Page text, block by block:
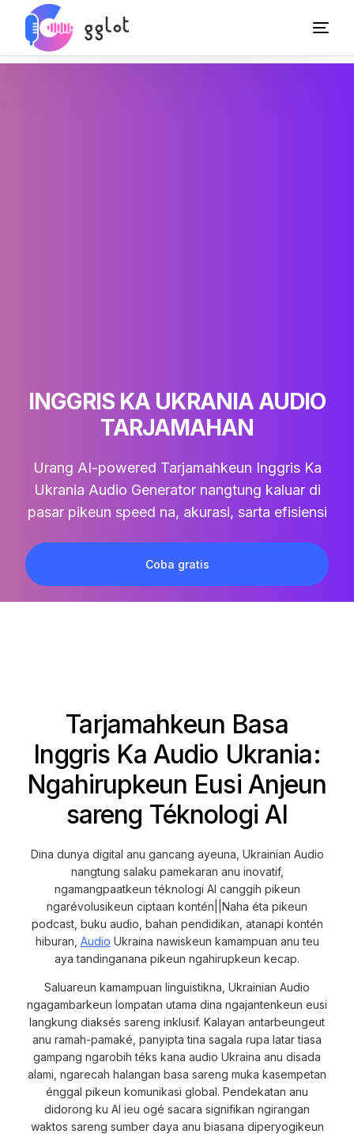
INGGRIS KA UKRANIA AUDIO
TARJAMAHAN
Urang AI-powered Tarjamahkeun Inggris Ka
Ukrania Audio Generator nangtung kaluar di
pasar pikeun speed na, akurasi, sarta efisiensi
Coba gratis
Tarjamahkeun Basa
Inggris Ka Audio Ukrania:
Ngahirupkeun Eusi Anjeun
sareng Téknologi AI
Dina dunya digital anu gancang ayeuna, Ukrainian Audio
nangtung salaku pamekaran anu inovatif,
ngamangpaatkeun téknologi AI canggih pikeun
ngarévolusikeun ciptaan kontén||Naha éta pikeun
podcast, buku audio, bahan pendidikan, atanapi kontén
hiburan, Audio Ukraina nawiskeun kamampuan anu teu
aya tandinganana pikeun ngahirupkeun kecap.
Saluareun kamampuan linguistikna, Ukrainian Audio
ngagambarkeun lompatan utama dina ngajantenkeun eusi
langkung diaksés sareng inklusif. Kalayan antarbeungeut
anu ramah-pamaké, panyipta tina sagala rupa latar tiasa
gampang ngarobih téks kana audio Ukraina anu disada
alami, ngarecah halangan basa sareng muka kasempetan
énggal pikeun komunikasi global. Pendekatan anu
didorong ku AI ieu ogé sacara signifikan ngirangan
waktos sareng sumber daya anu biasana diperyogikeun